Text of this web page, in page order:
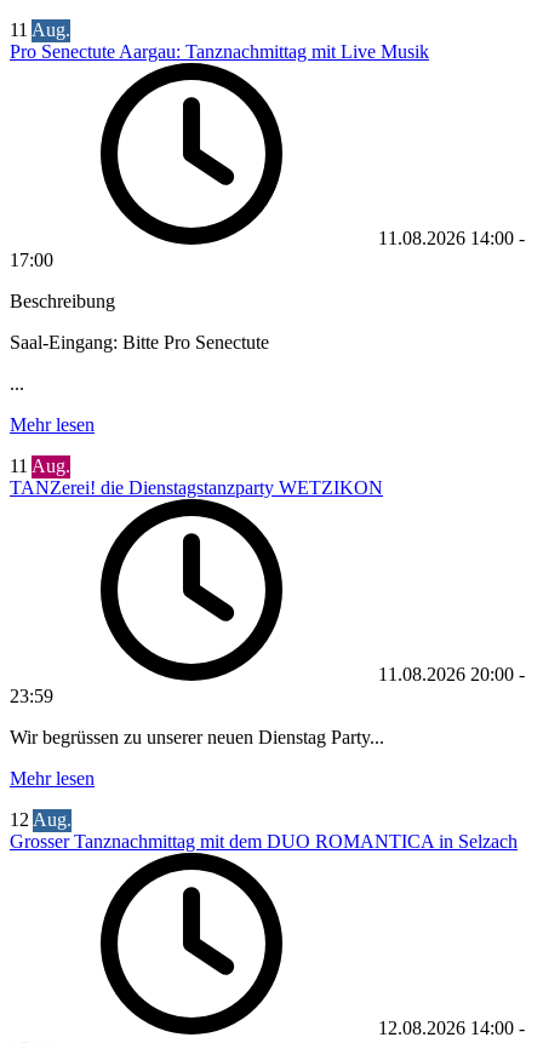
11 Aug.
Pro Senectute Aargau: Tanznachmittag mit Live Musik
11.08.2026 14:00 -
17:00
Beschreibung
Saal-Eingang: Bitte Pro Senectute
...
Mehr lesen
11 Aug.
TANZerei! die Dienstagstanzparty WETZIKON
11.08.2026 20:00 -
23:59
Wir begrüssen zu unserer neuen Dienstag Party...
Mehr lesen
12 Aug.
Grosser Tanznachmittag mit dem DUO ROMANTICA in Selzach
12.08.2026 14:00 -